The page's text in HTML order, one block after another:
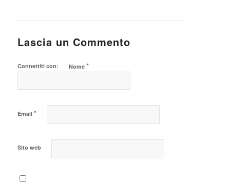
Lascia un Commento
Connettiti con: Nome *
Email *
Sito web